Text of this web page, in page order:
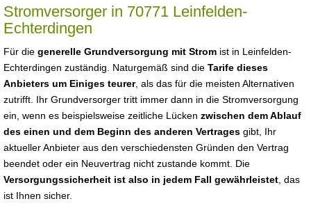
Stromversorger in 70771 Leinfelden-
Echterdingen
Für die generelle Grundversorgung mit Strom ist in Leinfelden-
Echterdingen zuständig. Naturgemäß sind die Tarife dieses
Anbieters um Einiges teurer, als das für die meisten Alternativen
zutrifft. Ihr Grundversorger tritt immer dann in die Stromversorgung
ein, wenn es beispielsweise zeitliche Lücken zwischen dem Ablauf
des einen und dem Beginn des anderen Vertrages gibt, Ihr
aktueller Anbieter aus den verschiedensten Gründen den Vertrag
beendet oder ein Neuvertrag nicht zustande kommt. Die
Versorgungssicherheit ist also in jedem Fall gewährleistet , das
ist Ihnen sicher.